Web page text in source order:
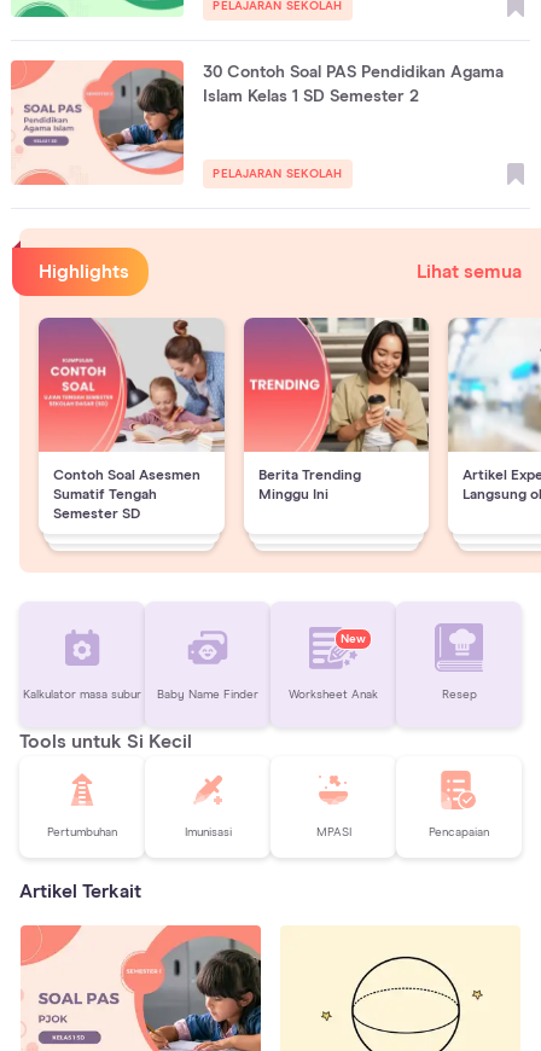
PELAJARAN SEKOLAH
30 Contoh Soal PAS Pendidikan Agama
Islam Kelas 1 SD Semester 2
PELAJARAN SEKOLAH
Highlights Lihat semua
Contoh Soal Asesmen
Sumatif Tengah
Semester SD
Berita Trending
Minggu Ini
Artikel
Langsung
Kalkulator masa subur Baby Name Finder
New
Worksheet Anak Resep
Tools untuk Si Kecil
Pertumbuhan Imunisasi MPASI Pencapaian
Artikel Terkait